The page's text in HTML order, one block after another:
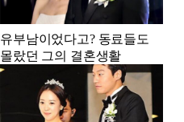
유부남이었다고? 동료들도
몰랐던 그의 결혼생활